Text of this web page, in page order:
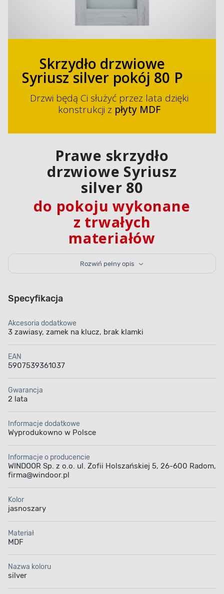
Skrzydło drzwiowe
Syriusz silver pokój 80 P
Drzwi będą Ci służyć przez lata dzięki
konstrukcji z płyty MDF
Prawe skrzydło
drzwiowe Syriusz
silver 80
do pokoju wykonane
z trwałych
materiałów
Skrzydło drzwiowe Syriusz zostało zbudowane
na konstrukcji ramowej z wykorzystaniem płyty
odpornością na urazy mechaniczne. Mleczne
zapewniając szerokie możliwości aranżacyjne. Drzwi
posiadają wbudowany zamek na klucz oraz
3 zawiasy.
Płyta MDF
Mleczne
Rozwiń pełny opis
Specyfikacja
Akcesoria dodatkowe
3 zawiasy, zamek na klucz, brak klamki
EAN
5907539361037
Gwarancja
2 lata
Informacje dodatkowe
Wyprodukowno w Polsce
Informacje o producencie
WINDOOR Sp. z o.o. ul. Zofii Holszańskiej 5, 26-600 Radom,
firma@windoor.pl
Kolor
jasnoszary
Materiał
MDF
Nazwa koloru
silver